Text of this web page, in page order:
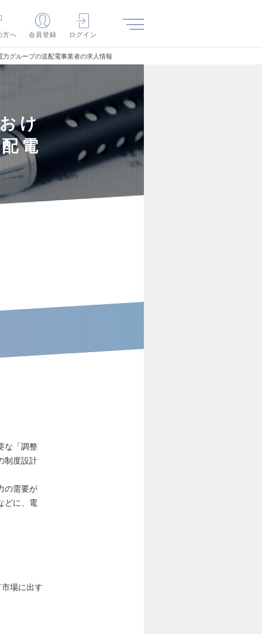
方へ 会員登録 ログイン
グループの送配電事業者の求人情報
け
電
な「調整
制度設計
の需要が
どに、電
場に出す